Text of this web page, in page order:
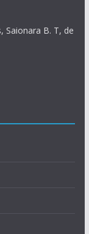
Saionara B. T, de